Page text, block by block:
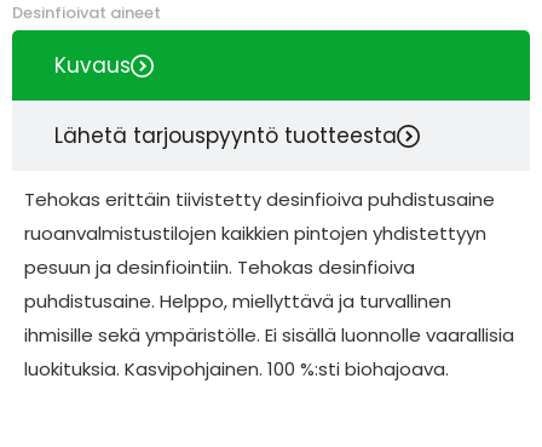
Desinfioivat aineet
Kuvaus
Lähetä tarjouspyyntö tuotteesta
Tehokas erittäin tiivistetty desinfioiva puhdistusaine
ruoanvalmistustilojen kaikkien pintojen yhdistettyyn
pesuun ja desinfiointiin. Tehokas desinfioiva
puhdistusaine. Helppo, miellyttävä ja turvallinen
ihmisille sekä ympäristölle. Ei sisällä luonnolle vaarallisia
luokituksia. Kasvipohjainen. 100 %:sti biohajoava.